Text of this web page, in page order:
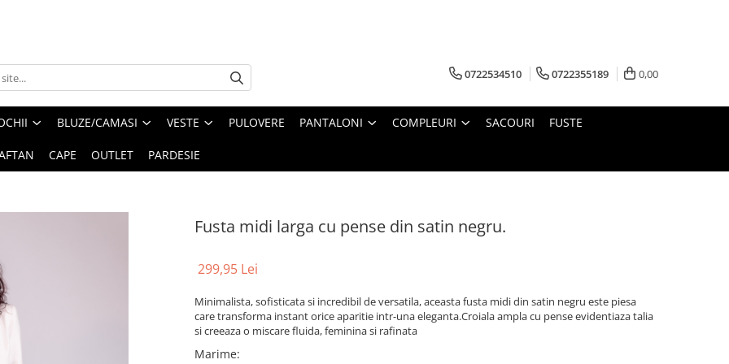
0722534510 0722355189 0,00
BLUZE/CAMASI VESTE PULOVERE PANTALONI COMPLEURI SACOURI FUSTE
CAPE OUTLET PARDESIE
Fusta midi larga cu pense din satin negru.
299,95 Lei
Minimalista, sofisticata si incredibil de versatila, aceasta fusta midi din satin negru este piesa
care transforma instant orice aparitie intr-una eleganta.Croiala ampla cu pense evidentiaza talia
si creeaza o miscare fluida, feminina si rafinata
Marime: